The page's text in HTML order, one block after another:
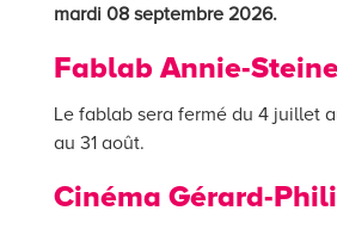
mardi 08 septembre 2026.
Fablab Annie-
Le fablab sera fermé du 4 juillet
au 31 août.
Cinéma Gérard-